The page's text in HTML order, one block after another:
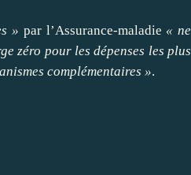
» par l’Assurance-maladie « ne
zéro pour les dépenses les plus
complémentaires ».